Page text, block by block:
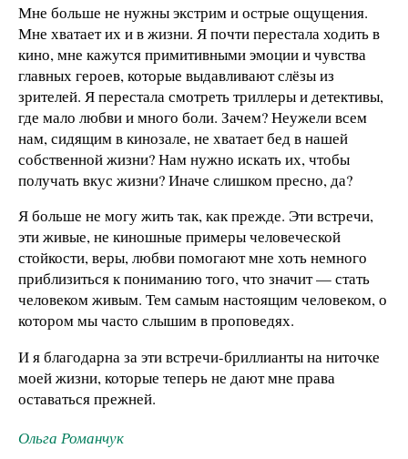
Мне больше не нужны экстрим и острые ощущения.
Мне хватает их и в жизни. Я почти перестала ходить в
кино, мне кажутся примитивными эмоции и чувства
главных героев, которые выдавливают слёзы из
зрителей. Я перестала смотреть триллеры и детективы,
где мало любви и много боли. Зачем? Неужели всем
нам, сидящим в кинозале, не хватает бед в нашей
собственной жизни? Нам нужно искать их, чтобы
получать вкус жизни? Иначе слишком пресно, да?
Я больше не могу жить так, как прежде. Эти встречи,
эти живые, не киношные примеры человеческой
стойкости, веры, любви помогают мне хоть немного
приблизиться к пониманию того, что значит — стать
человеком живым. Тем самым настоящим человеком, о
котором мы часто слышим в проповедях.
И я благодарна за эти встречи-бриллианты на ниточке
моей жизни, которые теперь не дают мне права
оставаться прежней.
Ольга Романчук